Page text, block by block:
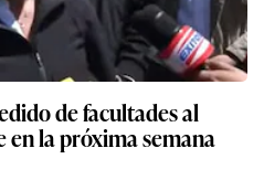
de facultades al
en la próxima semana